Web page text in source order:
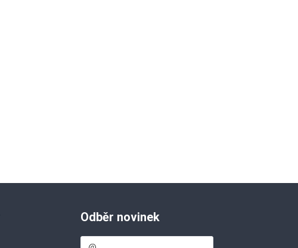
Odběr novinek